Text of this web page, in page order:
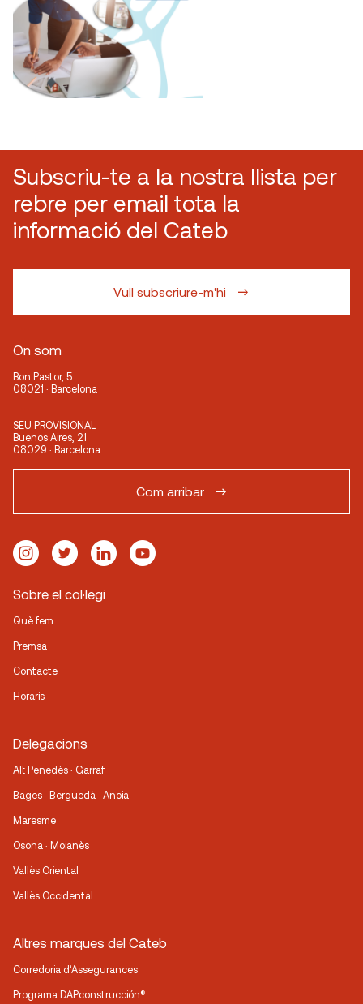
Subscriu-te a la nostra llista per
rebre per email tota la
informació del Cateb
Vull subscriure-m'hi
On som
Bon Pastor, 5
08021 · Barcelona
SEU PROVISIONAL
Buenos Aires, 21
08029 · Barcelona
Com arribar
Sobre el col·legi
Què fem
Premsa
Contacte
Horaris
Delegacions
Alt Penedès · Garraf
Bages · Berguedà · Anoia
Maresme
Osona · Moianès
Vallès Oriental
Vallès Occidental
Altres marques del Cateb
Corredoria d’Assegurances
Programa DAPconstrucción®